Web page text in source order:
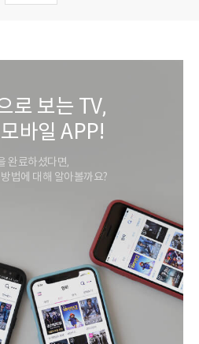
로 보는 TV,
바일 APP!
완료하셨다면,
법에 대해 알아볼까요?